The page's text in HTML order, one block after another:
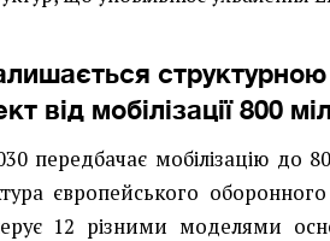
від мобілізації 800
передбачає мобілізацію до
європейського
12 різними моделями